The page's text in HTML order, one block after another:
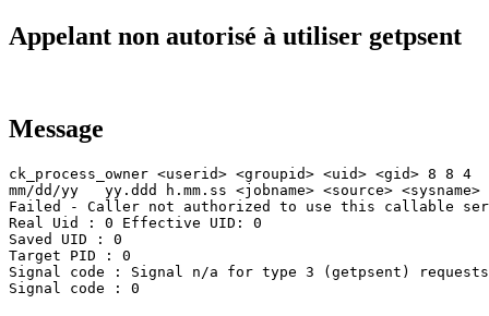
Appelant non autorisé à utiliser getpsent
Message
ck_process_owner <userid> <groupid> <uid> <gid> 8 8 4
mm/dd/yy   yy.ddd h.mm.ss <jobname> <source> <sysname>
Failed - Caller not authorized to use this callable
Real Uid : 0 Effective UID: 0
Saved UID : 0
Target PID : 0
Signal code : Signal n/a for type 3 (getpsent) requests
Signal code : 0